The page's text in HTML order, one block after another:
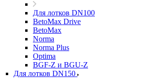
Для лотков DN100
BetoMax Drive
BetoMax
Norma
Norma Plus
Optima
BGF-Z и BGU-Z
Для лотков DN150